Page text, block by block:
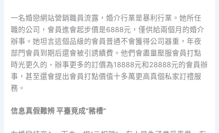
一名婚戀網站營銷職員流露，婚介行業是暴利行業。她所任
職的公司，會員進會起步價是6888元，僅供給兩個月的婚介
辦事。她坦言這個品級的會員普通不會獲得公司器重，年夜
部門會員到期后還會被引誘續費。他們會盡量壓服會員打點
時光更久的、辦事更多的訂價為18888元和28888元的會員辦
事，甚至還會提出會員打點價值十多萬更高真個私家訂禮服
務。
信息真假難辨 平臺竟成“豬槽”